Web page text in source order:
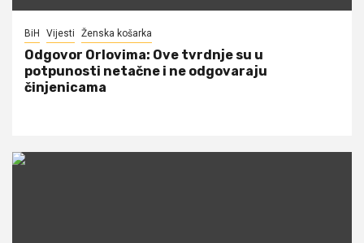
BiH Vijesti Ženska košarka
Odgovor Orlovima: ​Ove tvrdnje su u
potpunosti netačne i ne odgovaraju
činjenicama